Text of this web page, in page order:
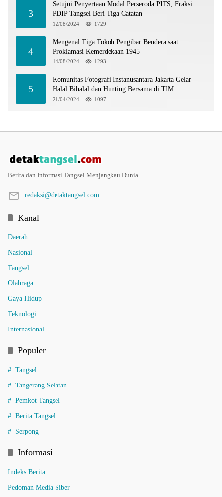
3
Setujui Penyertaan Modal Perseroda PITS, Fraksi
PDIP Tangsel Beri Tiga Catatan
12/08/2024 1729
4
Mengenal Tiga Tokoh Pengibar Bendera saat
Proklamasi Kemerdekaan 1945
14/08/2024 1293
5
Komunitas Fotografi Instanusantara Jakarta Gelar
Halal Bihalal dan Hunting Bersama di TIM
21/04/2024 1097
Berita dan Informasi Tangsel Menjangkau Dunia
redaksi@detaktangsel.com
Kanal
Daerah
Nasional
Tangsel
Olahraga
Gaya Hidup
Teknologi
Internasional
Populer
Tangsel
Tangerang Selatan
Pemkot Tangsel
Berita Tangsel
Serpong
Informasi
Indeks Berita
Pedoman Media Siber